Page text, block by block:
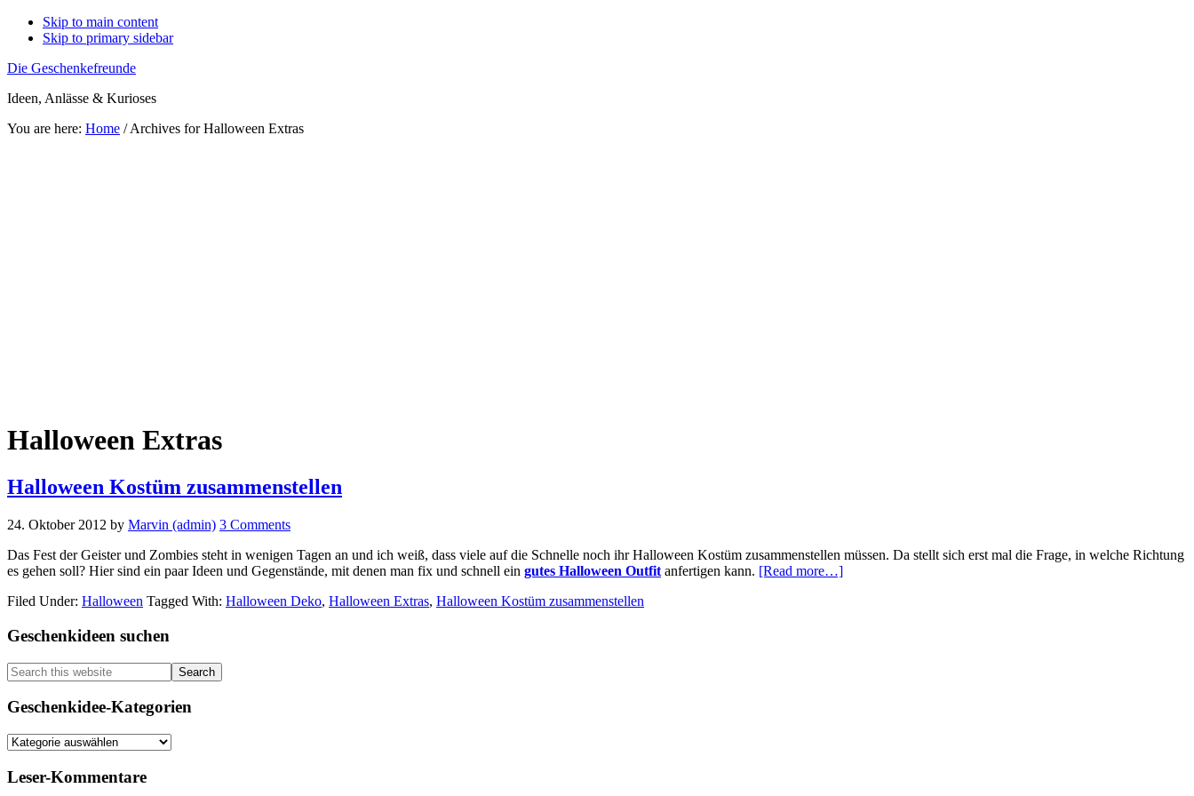
Skip to main content
Skip to primary sidebar
Die Geschenkefreunde
Ideen, Anlässe & Kurioses
You are here: Home /Archives for Halloween Extras
Halloween Extras
Halloween Kostüm zusammenstellen
24. Oktober 2012 by Marvin (admin) 3 Comments
Das Fest der Geister und Zombies steht in wenigen Tagen an und ich weiß, dass viele auf die Schnelle noch ihr Halloween Kostüm zusammenstellen müssen. Da stellt sich erst mal die Frage, in welche Richtung
es gehen soll? Hier sind ein paar Ideen und Gegenstände, mit denen man fix und schnell ein gutes Halloween Outfit anfertigen kann. [Read more…]about
Filed Under: Halloween Tagged With: Halloween Deko, Halloween Extras, Halloween Kostüm zusammenstellen
Primary
Sidebar
Geschenkideen suchen
Search
this
website
Geschenkidee-Kategorien
Geschenkidee-
Leser-Kommentare